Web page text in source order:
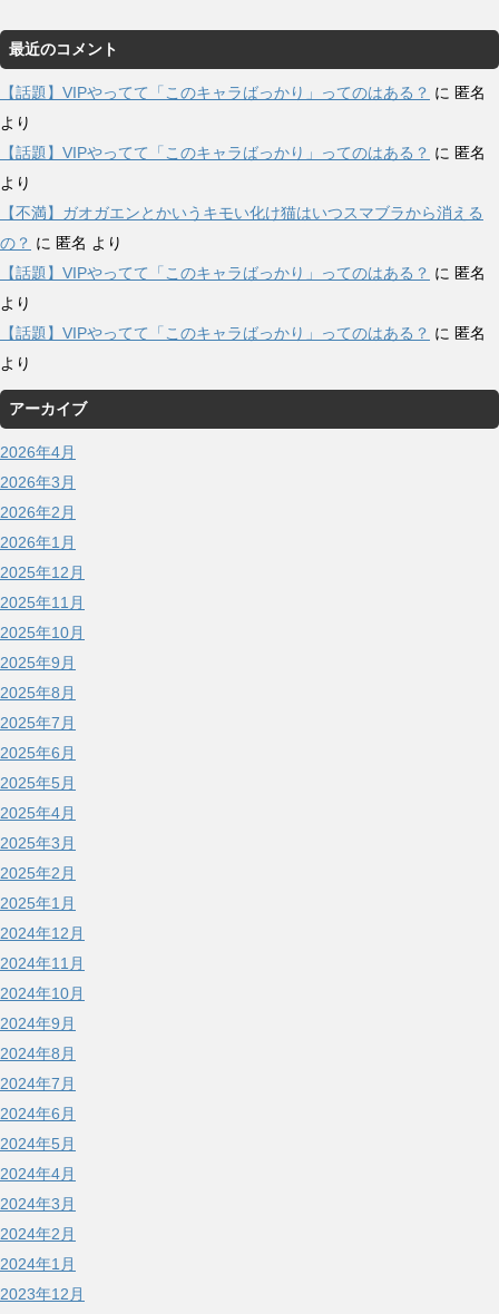
最近のコメント
【話題】VIPやってて「このキャラばっかり」ってのはある？ に 匿名
より
【話題】VIPやってて「このキャラばっかり」ってのはある？ に 匿名
より
【不満】ガオガエンとかいうキモい化け猫はいつスマブラから消える
の？ に 匿名 より
【話題】VIPやってて「このキャラばっかり」ってのはある？ に 匿名
より
【話題】VIPやってて「このキャラばっかり」ってのはある？ に 匿名
より
アーカイブ
2026年4月
2026年3月
2026年2月
2026年1月
2025年12月
2025年11月
2025年10月
2025年9月
2025年8月
2025年7月
2025年6月
2025年5月
2025年4月
2025年3月
2025年2月
2025年1月
2024年12月
2024年11月
2024年10月
2024年9月
2024年8月
2024年7月
2024年6月
2024年5月
2024年4月
2024年3月
2024年2月
2024年1月
2023年12月